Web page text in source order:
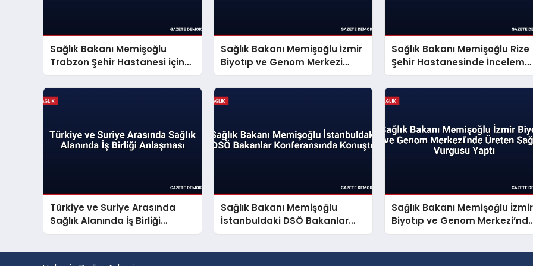
Sağlık Bakanı Memişoğlu
Trabzon Şehir Hastanesi için
tarih verdi
Sağlık Bakanı Memişoğlu İzmir
Biyotıp ve Genom Merkezi
İncelemelerinde
Sağlık Bakanı Memişoğlu Rize
Şehir Hastanesinde İnceleme
Yaptı
Türkiye ve Suriye Arasında
Sağlık Alanında İş Birliği
Anlaşması
Sağlık Bakanı Memişoğlu
İstanbuldaki DSÖ Bakanlar
Konferansında Konuştu
Sağlık Bakanı Memişoğlu İzmir
Biyotıp ve Genom
Üreten Sağlık Vurgusu Yaptı